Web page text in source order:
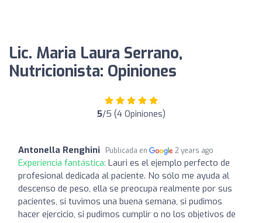
Lic. Maria Laura Serrano,
Nutricionista: Opiniones
5/5 (4 Opiniones)
Antonella Renghini Publicada en 2 years ago
Experiencia fantástica: Lauri es el ejemplo perfecto de
profesional dedicada al paciente. No sólo me ayuda al
descenso de peso, ella se preocupa realmente por sus
pacientes, si tuvimos una buena semana, si pudimos
hacer ejercicio, si pudimos cumplir o no los objetivos de